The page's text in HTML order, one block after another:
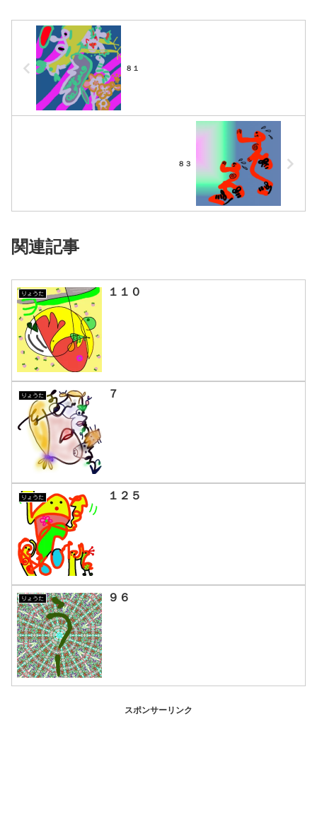
８１
８３
関連記事
りょうた １１０
りょうた ７
りょうた １２５
りょうた ９６
スポンサーリンク